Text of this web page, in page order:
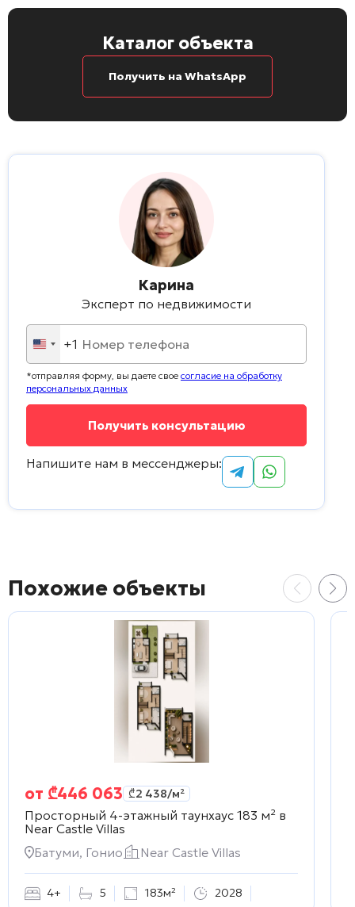
Каталог объекта
Получить на WhatsApp
Карина
Эксперт по недвижимости
United
States
+1
+1
*отправляя форму, вы даете свое согласие на обработку
персональных данных
Напишите нам в мессенджеры:
Похожие объекты
от ₾446 063 ₾2 438/м²
Просторный 4-этажный таунхаус 183 м² в
Near Castle Villas
Батуми, Гонио
Near Castle Villas
4+ 5 183м² 2028